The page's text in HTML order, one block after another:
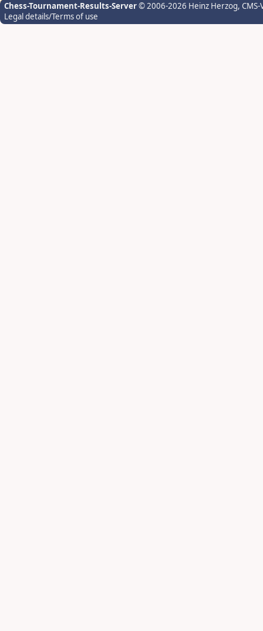
Chess-Tournament-Results-Server© 2006-2026 Heinz Herzog,
Legal details/Terms of use